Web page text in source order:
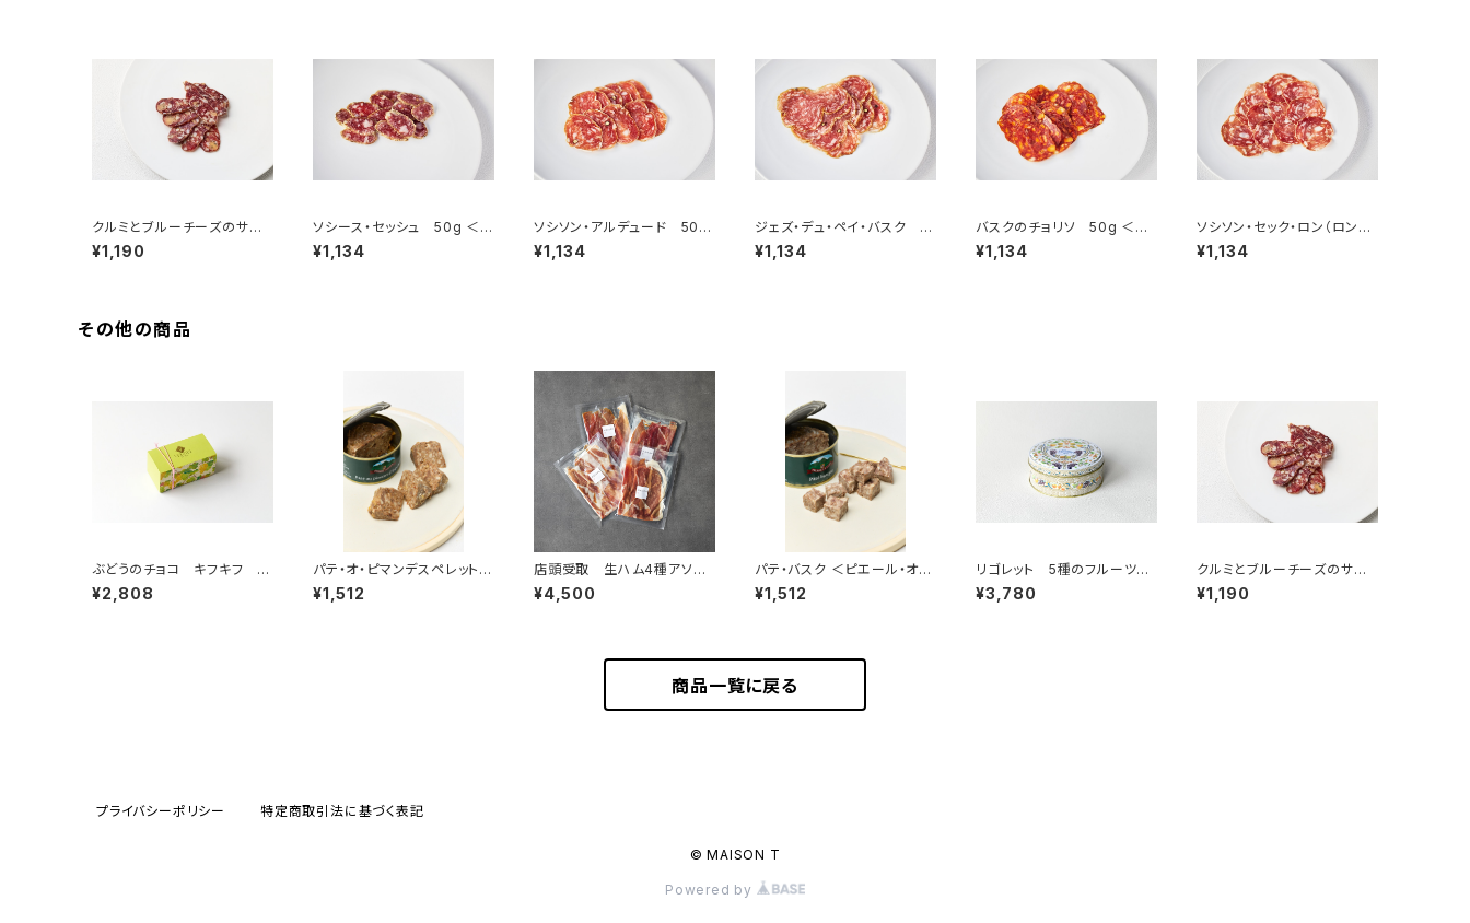
クルミとブルーチーズのサラ
ミ 50g ＜メゾン・ラボリー
＞(フランス・オーヴェルニュ)
¥1,190
ソシース・セッシュ 50g ＜ピ
エール・オテイザ＞(フランス・
バスク)
¥1,134
ソシソン・アルデュード 50g
＜ピエール・オテイザ＞(フラ
ンス・バスク)
¥1,134
ジェズ・デュ・ペイ・バスク 5
0g ＜ピエール・オテイザ＞
(フランス・バスク)
¥1,134
バスクのチョリソ 50g ＜ピ
エール・オテイザ＞(フランス・
バスク)
¥1,134
ソシソン・セック・ロン（ロンブ
リデ） 50g ＜メゾン・ラボリ
ー＞(フランス・オーヴェルニ
¥1,134
その他の商品
ぶどうのチョコ キフキフ Ki
f-Kif 135g
¥2,808
パテ・オ・ピマンデスペレット
＜ピエール・オテイザ＞(フラ
ンス・バスク)
¥1,512
店頭受取 生ハム4種アソー
ト 50g×4 真空パック＜フ
ランス・バスク、オーヴェルニュ
¥4,500
パテ・バスク ＜ピエール・オテ
イザ＞(フランス・バスク)
¥1,512
リゴレット 5種のフルーツ
20個入（フランス・ナント）
¥3,780
クルミとブルーチーズのサラ
ミ 50g ＜メゾン・ラボリー
＞(フランス・オーヴェルニュ)
¥1,190
商品一覧に戻る
プライバシーポリシー 特定商取引法に基づく表記
© MAISON T
Powered by